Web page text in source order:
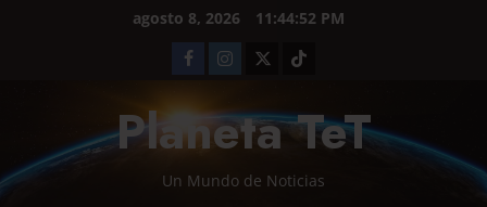
agosto 8, 2026 11:44:52 PM
Planeta TeT
Un Mundo de Noticias